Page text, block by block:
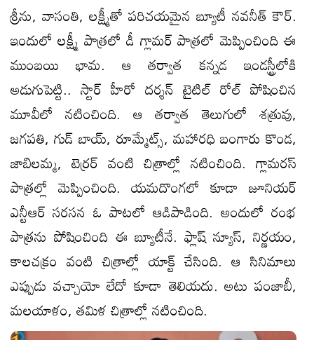
శ్రీను, వాసంతి, లక్ష్మీతో పరిచయమైన బ్యూటీ నవనీత్ కౌర్.
ఇందులో లక్ష్మీ పాత్రలో డీ గ్లామర్ పాత్రలో మెప్పించింది ఈ
ముంబయి భామ. ఆ తర్వాత కన్నడ ఇండస్ట్రీలోకి
అడుగుపెట్టి.. స్టార్ హీరో దర్శన్ టైటిల్ రోల్ పోషించిన
మూవీలో నటించింది. ఆ తర్వాత తెలుగులో శత్రువు,
జగపతి, గుడ్ బాయ్, రూమ్మేట్స్, మహారధి బంగారు కొండ,
జాబిలమ్మ, టెర్రర్ వంటి చిత్రాల్లో నటించింది. గ్లామరస్
పాత్రల్లో మెప్పించింది. యమదొంగలో కూడా జూనియర్
ఎన్టీఆర్ సరసన ఓ పాటలో ఆడిపాడింది. అందులో రంభ
పాత్రను పోషించింది ఈ బ్యూటీనే. ఫ్లాష్ న్యూస్, నిర్ణయం,
కాలచక్రం వంటి చిత్రాల్లో యాక్ట్ చేసింది. ఆ సినిమాలు
ఎప్పుడు వచ్చాయో లేదో కూడా తెలియదు. అటు పంజాబీ,
మలయాళం, తమిళ చిత్రాల్లో నటించింది.